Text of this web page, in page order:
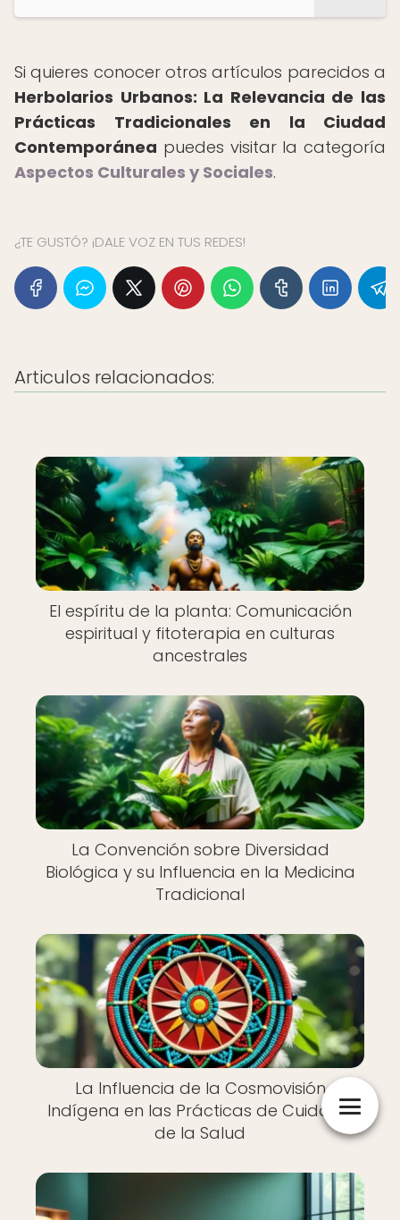
Si quieres conocer otros artículos parecidos a
Herbolarios Urbanos: La Relevancia de las
Prácticas Tradicionales en la Ciudad
Contemporánea puedes visitar la categoría
Aspectos Culturales y Sociales.
¿TE GUSTÓ? ¡DALE VOZ EN TUS REDES!
Articulos relacionados:
El espíritu de la planta: Comunicación
espiritual y fitoterapia en culturas
ancestrales
La Convención sobre Diversidad
Biológica y su Influencia en la Medicina
Tradicional
La Influencia de la Cosmovisión
Indígena en las Prácticas de Cuidado
de la Salud